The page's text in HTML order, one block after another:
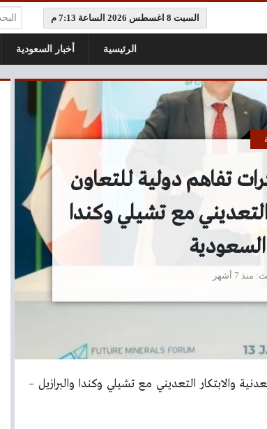
السبت 8 اغسطس 2026 الساعة 7:13 م البحث:
الرئيسية أخبار السعودية
تفاهم دولية للتعاون
التعديني مع تشيلي وكندا
السعودية
منذ 7 أشهر
والابتكار التعديني مع تشيلي وكندا والبرازيل –